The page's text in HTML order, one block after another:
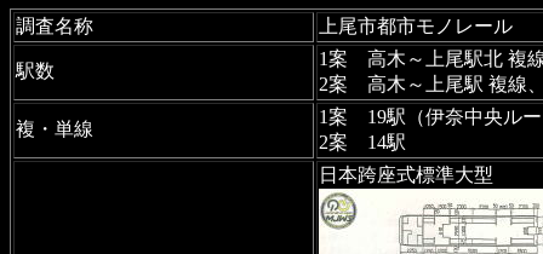
調査名称 上尾市都市モノレール
駅数
1案 高木～上尾駅北 複
2案 高木～上尾駅 複線
複・単線
1案 19駅（伊奈中央ルー
2案 14駅
日本跨座式標準大型